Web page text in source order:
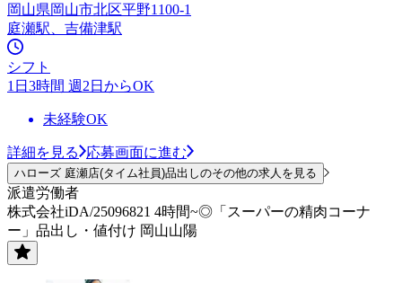
岡山県岡山市北区平野1100-1
庭瀬駅、吉備津駅
シフト
1日3時間 週2日からOK
未経験OK
詳細を見る 応募画面に進む
ハローズ 庭瀬店(タイム社員)品出しのその他の求人を見る
派遣労働者
株式会社iDA/25096821 4時間~◎「スーパーの精肉コーナ
ー」品出し・値付け 岡山山陽